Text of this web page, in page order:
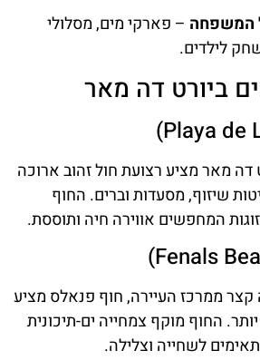
המשפחה – פארקי מים, מסלולי
לילדים.
ביורט דה מאר
דה מאר מציע רצועת חול זהוב ארוכה
שיזוף, מסעדות וברים. החוף
המחפשים אווירה חיה ותוססת.
ממרכז העיירה, חוף פנאלס מציע
החוף מוקף צמחייה ים-תיכונית
לשחייה וצלילה.